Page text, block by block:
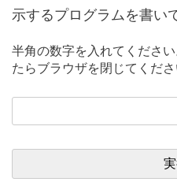
示するプログラムを書い
半角の数字を入れてくださ
たらブラウザを閉じてくださ